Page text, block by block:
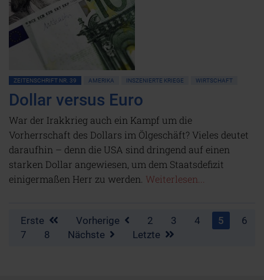
ZEITENSCHRIFT NR. 39 AMERIKA INSZENIERTE KRIEGE WIRTSCHAFT
Dollar versus Euro
War der Irakkrieg auch ein Kampf um die
Vorherrschaft des Dollars im Ölgeschäft? Vieles deutet
daraufhin – denn die USA sind dringend auf einen
starken Dollar angewiesen, um dem Staatsdefizit
einigermaßen Herr zu werden. Weiterlesen...
Erste Vorherige 2 3 4 5
6
7
8 Nächste Letzte